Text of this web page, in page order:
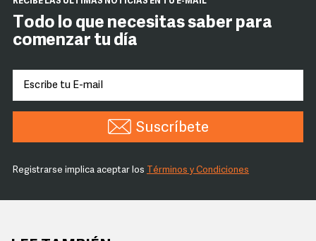
Todo lo que necesitas saber para
comenzar tu día
Suscríbete
Registrarse implica aceptar los Términos y Condiciones